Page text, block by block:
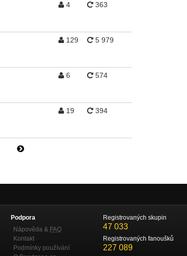
4 363
129 5 979
6 574
19 394
Podpora
Nápověda & FAQ
Kontakt
Podmínky používání
Registrovaných skupin
47 033
Registrovaných fanoušků
227 089